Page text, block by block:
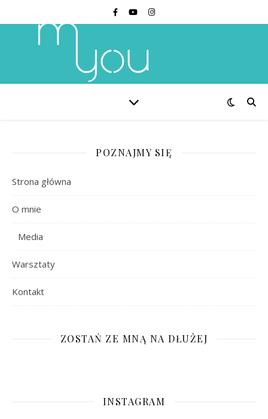
POZNAJMY SIĘ
Strona główna
O mnie
Media
Warsztaty
Kontakt
ZOSTAŃ ZE MNĄ NA DŁUŻEJ
INSTAGRAM